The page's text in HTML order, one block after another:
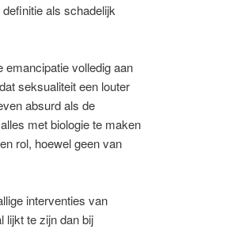
als schadelijk
volledig aan
seksualiteit een louter
absurd als de
met biologie te maken
rol, hoewel geen van
interventies van
lijkt te zijn dan bij